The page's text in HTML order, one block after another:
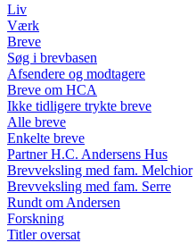
Liv
Værk
Breve
Søg i brevbasen
Afsendere og modtagere
Breve om HCA
Ikke tidligere trykte breve
Alle breve
Enkelte breve
Partner H.C. Andersens Hus
Brevveksling med fam. Melchior
Brevveksling med fam. Serre
Rundt om Andersen
Forskning
Titler oversat